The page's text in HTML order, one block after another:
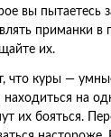
вы пытаетесь
приманки в
их.
что куры —
находиться на
их бояться.